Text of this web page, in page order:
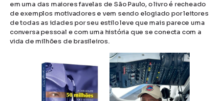
em uma das maiores favelas de São Paulo, o livro é recheado
de exemplos motivadores e vem sendo elogiado por leitores
de todas as idades por seu estilo leve que mais parece uma
conversa pessoal e com uma história que se conecta com a
vida de milhões de brasileiros.